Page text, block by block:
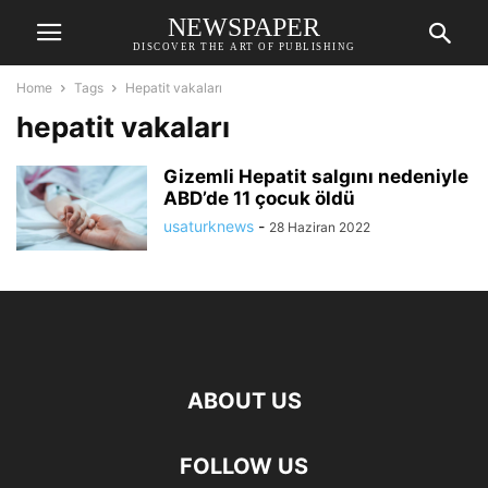
NEWSPAPER
DISCOVER THE ART OF PUBLISHING
Home Tags Hepatit vakaları
hepatit vakaları
Gizemli Hepatit salgını nedeniyle
ABD’de 11 çocuk öldü
usaturknews - 28 Haziran 2022
ABOUT US
FOLLOW US